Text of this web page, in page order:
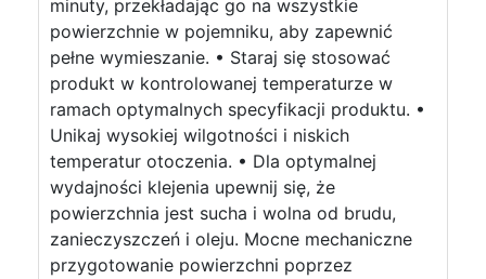
minuty, przekładając go na wszystkie
powierzchnie w pojemniku, aby zapewnić
pełne wymieszanie. • Staraj się stosować
produkt w kontrolowanej temperaturze w
ramach optymalnych specyfikacji produktu. •
Unikaj wysokiej wilgotności i niskich
temperatur otoczenia. • Dla optymalnej
wydajności klejenia upewnij się, że
powierzchnia jest sucha i wolna od brudu,
zanieczyszczeń i oleju. Mocne mechaniczne
przygotowanie powierzchni poprzez